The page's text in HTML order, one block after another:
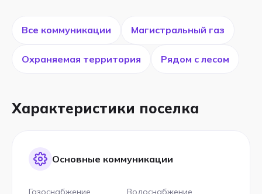
Все коммуникации Магистральный газ
Охраняемая территория Рядом с лесом
Характеристики поселка
Основные коммуникации
Газоснабжение Водоснабжение